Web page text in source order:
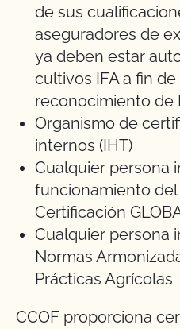
de sus
aseguradores de
ya deben estar
cultivos IFA a fin
reconocimiento de
Organismo de
internos (IHT)
Cualquier persona
funcionamiento del
Certificación
Cualquier persona
Normas
Prácticas Agrícolas
CCOF proporciona